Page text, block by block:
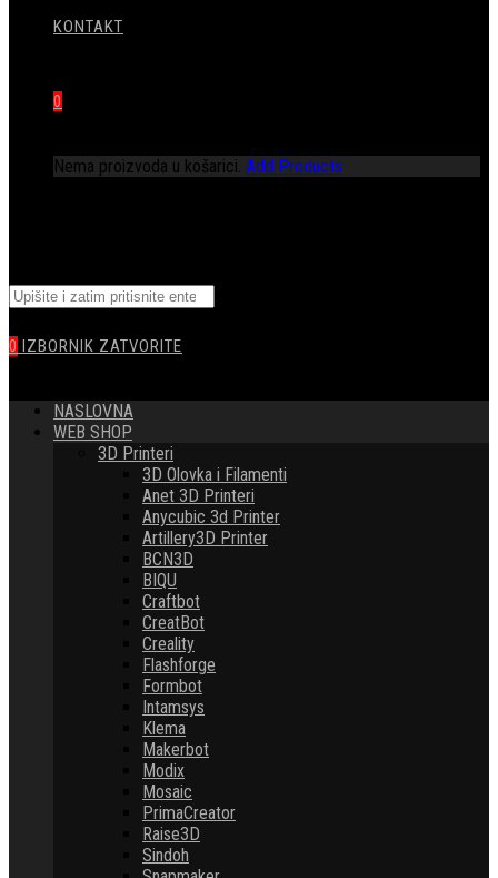
KONTAKT
0
Nema proizvoda u košarici. Add Products
WEBSITE
Pretražite
ovu
web
stranicu
0 IZBORNIK ZATVORITE
NASLOVNA
WEB SHOP
3D Printeri
3D Olovka i Filamenti
Anet 3D Printeri
Anycubic 3d Printer
Artillery3D Printer
BCN3D
BIQU
Craftbot
CreatBot
Creality
Flashforge
Formbot
Intamsys
Klema
Makerbot
Modix
Mosaic
PrimaCreator
Raise3D
Sindoh